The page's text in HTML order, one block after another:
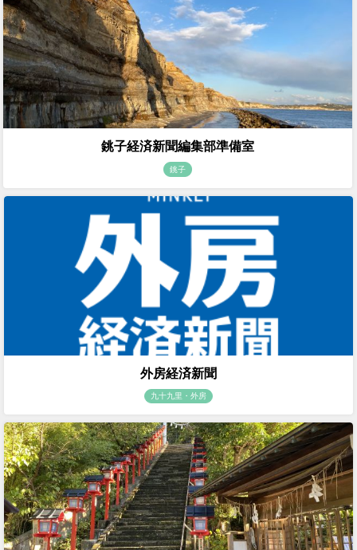
銚子経済新聞編集部準備室
銚子
外房経済新聞
九十九里・外房